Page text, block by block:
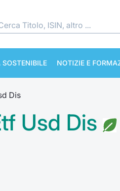
NOTIZIE E
Dis
Usd Dis